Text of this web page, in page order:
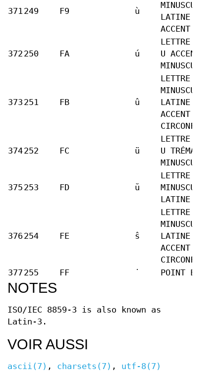
371 249 F9 ù
MINUSCULE
LATINE U
ACCENT GRAVE
372 250 FA ú
LETTRE
U ACCENT
MINUSCULE
373 251 FB û
LETTRE
MINUSCULE
LATINE U
ACCENT
CIRCONFLEXE
374252 FC ü
LETTRE
U TRÉMA
MINUSCULE
375 253 FD ŭ
LETTRE
MINUSCULE
LATINE U
376 254 FE ŝ
LETTRE
MINUSCULE
LATINE S
ACCENT
CIRCONFLEXE
377 255 FF ˙ POINT EN
NOTES
ISO/IEC 8859-3 is also known as
Latin-3.
VOIR AUSSI
ascii(7) , charsets(7) , utf-8(7)